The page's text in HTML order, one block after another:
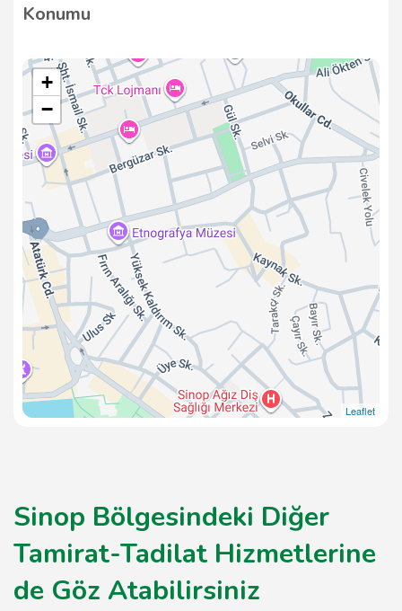
Konumu
+
−
Leaflet
Sinop Bölgesindeki Diğer
Tamirat-Tadilat Hizmetlerine
de Göz Atabilirsiniz